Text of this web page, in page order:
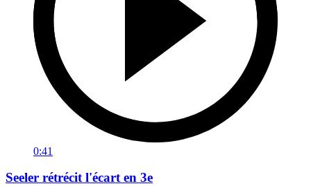
0:41
Seeler rétrécit l'écart en 3e